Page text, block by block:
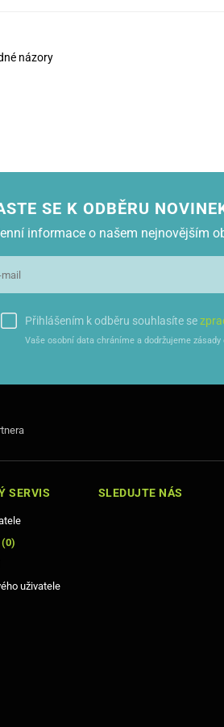
názory
SE K ODBĚRU
informace o našem nejnovějším
Přihlášením k odběru souhlasíte se
Vaše osobní data chráníme a dodržujeme zásady
SERVIS
(0)
uživatele
SLEDUJTE NÁS